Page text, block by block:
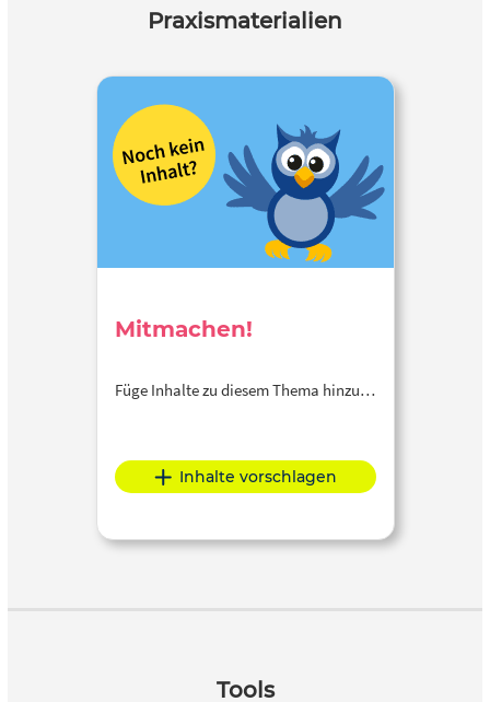
Praxismaterialien
Mitmachen!
Füge Inhalte zu diesem Thema hinzu…
Inhalte vorschlagen
Tools